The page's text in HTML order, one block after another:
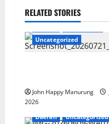
RELATED STORIES
Uncategorized
John Happy Manurung
2026
Daerah
Uncategorized